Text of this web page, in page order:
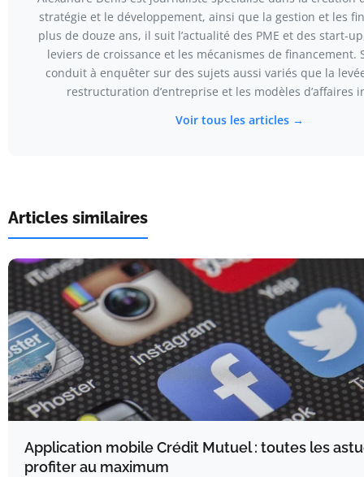
stratégie et le développement, ainsi que la gestion et les
plus de douze ans, il suit l’actualité des PME et des start-
leviers de croissance et les mécanismes de financement.
conduit à enquêter sur des sujets aussi variés que la
restructuration d’entreprise et les modèles d’affaires
Voir tous les articles →
Articles similaires
Application mobile Crédit Mutuel : toutes les
profiter au maximum